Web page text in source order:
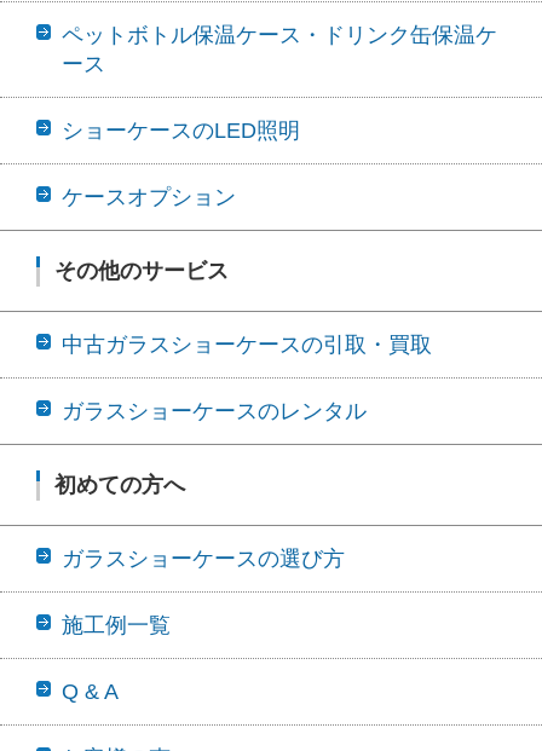
ペットボトル保温ケース・ドリンク缶保温ケ
ース
ショーケースのLED照明
ケースオプション
その他のサービス
中古ガラスショーケースの引取・買取
ガラスショーケースのレンタル
初めての方へ
ガラスショーケースの選び方
施工例一覧
Q & A